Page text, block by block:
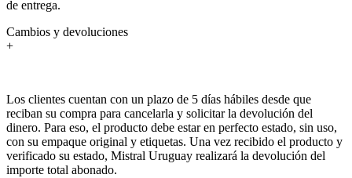
de entrega.
Cambios y devoluciones
+
Los clientes cuentan con un plazo de 5 días hábiles desde que
reciban su compra para cancelarla y solicitar la devolución del
dinero. Para eso, el producto debe estar en perfecto estado, sin uso,
con su empaque original y etiquetas. Una vez recibido el producto y
verificado su estado, Mistral Uruguay realizará la devolución del
importe total abonado.